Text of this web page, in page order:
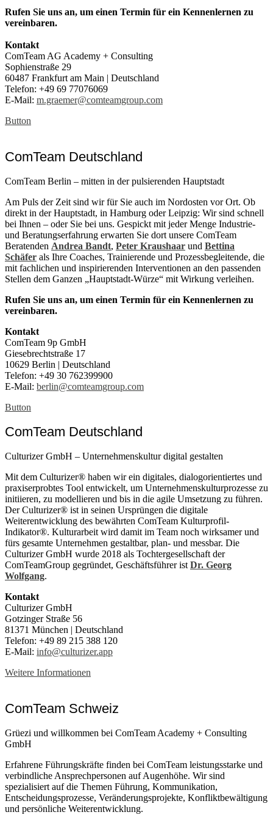
Rufen Sie uns an, um einen Termin für ein Kennenlernen zu
vereinbaren.
Kontakt
ComTeam AG Academy + Consulting
Sophienstraße 29
60487 Frankfurt am Main | Deutschland
Telefon: +49 69 77076069
E-Mail: m.graemer@comteamgroup.com
Button
ComTeam Deutschland
ComTeam Berlin – mitten in der pulsierenden Hauptstadt
Am Puls der Zeit sind wir für Sie auch im Nordosten vor Ort. Ob
direkt in der Hauptstadt, in Hamburg oder Leipzig: Wir sind schnell
bei Ihnen – oder Sie bei uns. Gespickt mit jeder Menge Industrie-
und Beratungserfahrung erwarten Sie dort unsere ComTeam
Beratenden Andrea Bandt, Peter Kraushaar und Bettina
Schäfer als Ihre Coaches, Trainierende und Prozessbegleitende, die
mit fachlichen und inspirierenden Interventionen an den passenden
Stellen dem Ganzen „Hauptstadt-Würze“ mit Wirkung verleihen.
Rufen Sie uns an, um einen Termin für ein Kennenlernen zu
vereinbaren.
Kontakt
ComTeam 9p GmbH
Giesebrechtstraße 17
10629 Berlin | Deutschland
Telefon: +49 30 762399900
E-Mail: berlin@comteamgroup.com
Button
ComTeam Deutschland
Culturizer GmbH – Unternehmenskultur digital gestalten
Mit dem Culturizer® haben wir ein digitales, dialogorientiertes und
praxiserprobtes Tool entwickelt, um Unternehmenskulturprozesse zu
initiieren, zu modellieren und bis in die agile Umsetzung zu führen.
Der Culturizer® ist in seinen Ursprüngen die digitale
Weiterentwicklung des bewährten ComTeam Kulturprofil-
Indikator®. Kulturarbeit wird damit im Team noch wirksamer und
fürs gesamte Unternehmen gestaltbar, plan- und messbar. Die
Culturizer GmbH wurde 2018 als Tochtergesellschaft der
ComTeamGroup gegründet, Geschäftsführer ist Dr. Georg
Wolfgang.
Kontakt
Culturizer GmbH
Gotzinger Straße 56
81371 München | Deutschland
Telefon: +49 89 215 388 120
E-Mail: info@culturizer.app
Weitere Informationen
ComTeam Schweiz
Grüezi und willkommen bei ComTeam Academy + Consulting
GmbH
Erfahrene Führungskräfte finden bei ComTeam leistungsstarke und
verbindliche Ansprechpersonen auf Augenhöhe. Wir sind
spezialisiert auf die Themen Führung, Kommunikation,
Entscheidungsprozesse, Veränderungsprojekte, Konfliktbewältigung
und persönliche Weiterentwicklung.